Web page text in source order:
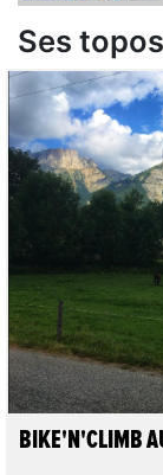
Ses
BIKE'N'CLIMB